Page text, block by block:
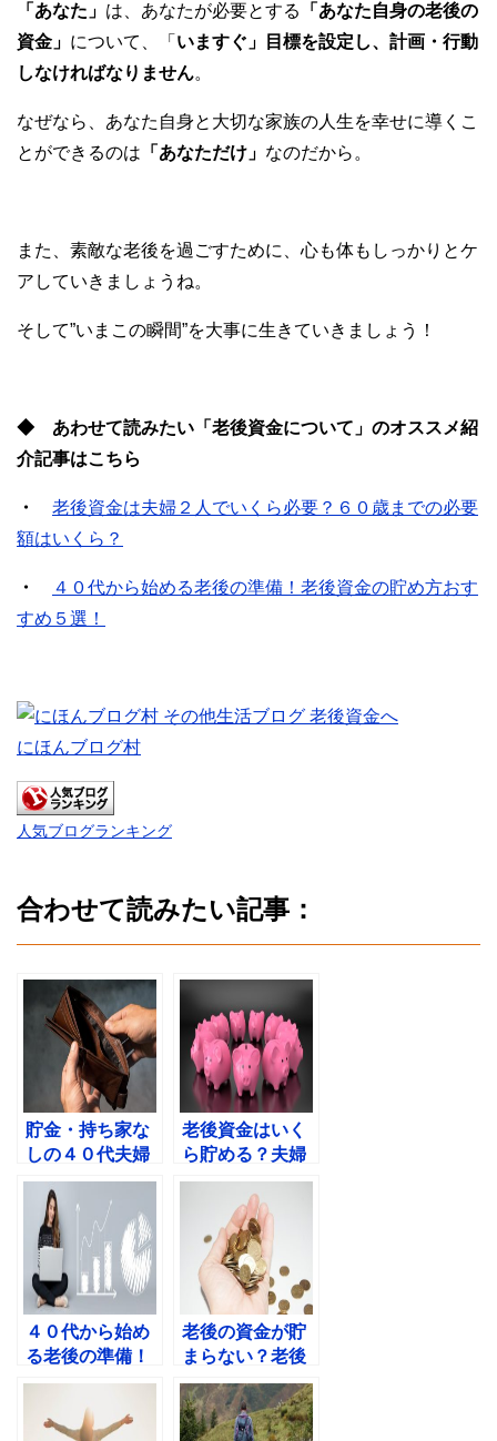
「あなた」 は、あなたが必要とする
「あなた自身の老後の
資金」 について、「 いますぐ」
目標を設定し、計画・行動
しなければなりません。
なぜなら、あなた自身と大切な家族の人生を幸せに導くこ
とができるのは 「あなただけ」 なのだから。
また、素敵な老後を過ごすために、心も体もしっかりとケ
アしていきましょうね。
そして”いまこの瞬間”を大事に生きていきましょう！
◆ あわせて読みたい「老後資金について」のオススメ紹
介記事はこちら
・ 老後資金は夫婦２人でいくら必要？６０歳までの必要
額はいくら？
・
４０代から始める老後の準備！老後資金の貯め方おす
すめ５選！
にほんブログ村
人気ブログランキング
合わせて読みたい記事：
貯金・持ち家な
しの４０代夫婦
が、老後のお金
を蓄える方法と
は？
老後資金はいく
ら貯める？夫婦
２人で老後資金
1000万でも大丈
４０代から始め
る老後の準備！
老後資金の貯め
方おすすめ５
選！
老後の資金が貯
まらない？老後
資金貯められな
い人が貯蓄する
方法とは？